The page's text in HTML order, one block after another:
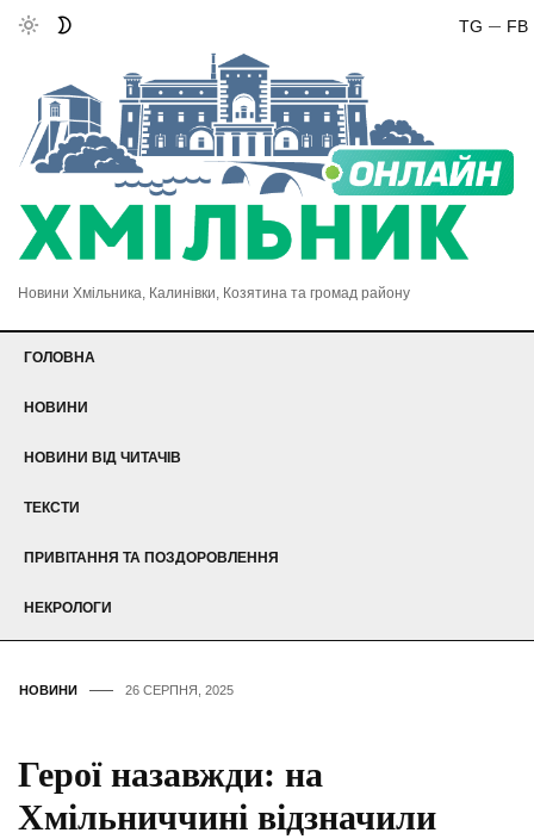
FB
TG
Новини Хмільника, Калинівки, Козятина та громад району
ГОЛОВНА
НОВИНИ
НОВИНИ ВІД ЧИТАЧІВ
ТЕКСТИ
ПРИВІТАННЯ ТА ПОЗДОРОВЛЕННЯ
НЕКРОЛОГИ
НОВИНИ 26 СЕРПНЯ, 2025
Герої назавжди: на
Хмільниччині відзначили